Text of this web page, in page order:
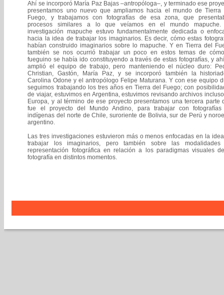
Ahí se incorporó María Paz Bajas –antropóloga–, y terminado ese
presentamos uno nuevo que ampliamos hacia el mundo de Tierra
Fuego, y trabajamos con fotografías de esa zona, que
procesos similares a lo que veíamos en el mundo mapuche.
investigación mapuche estuvo fundamentalmente dedicada o
hacia la idea de trabajar los imaginarios. Es decir, cómo estas
habían construido imaginarios sobre lo mapuche. Y en Tierra del
también se nos ocurrió trabajar un poco en estos temas de
fueguino se había ido constituyendo a través de estas fotografías, y
amplió el equipo de trabajo, pero manteniendo el núcleo duro:
Christian, Gastón, María Paz, y se incorporó también la
Carolina Odone y el antropólogo Felipe Maturana. Y con ese equipo
seguimos trabajando los tres años en Tierra del Fuego; con
de viajar, estuvimos en Argentina, estuvimos revisando archivos
Europa, y al término de ese proyecto presentamos una tercera parte
fue el proyecto del Mundo Andino, para trabajar con
indígenas del norte de Chile, suroriente de Bolivia, sur de Perú y
argentino.
Las tres investigaciones estuvieron más o menos enfocadas en la
trabajar los imaginarios, pero también sobre las modalidades
representación fotográfica en relación a los paradigmas visuales
fotografía en distintos momentos.